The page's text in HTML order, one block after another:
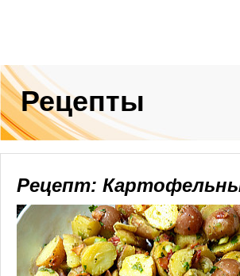
Рецепты
Рецепт: